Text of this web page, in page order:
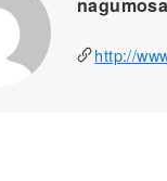
http://